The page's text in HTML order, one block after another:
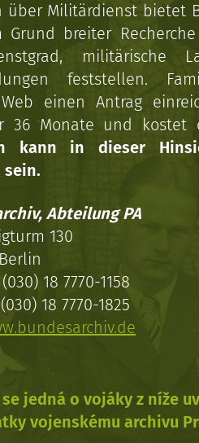
über Militärdienst bietet
Grund breiter
militärische
feststellen.
einen Antrag
36 Monate und kostet
kann in dieser
Abteilung PA
130
18 7770-1158
18 7770-1825
jedná o vojáky z níže
vojenskému archivu